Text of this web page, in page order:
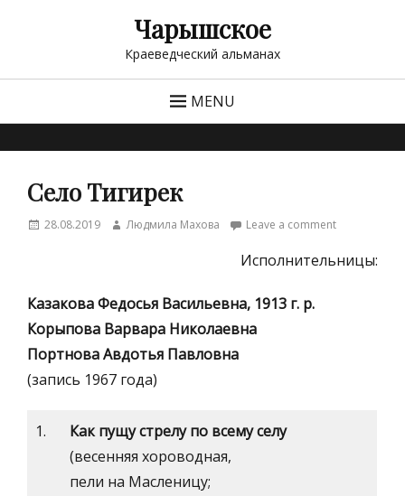
Чарышское
Краеведческий альманах
MENU
Село Тигирек
Posted28.08.2019 AuthorЛюдмила Махова Leave a comment
Исполнительницы:
Казакова Федосья Васильевна, 1913 г. р.
Корыпова Варвара Николаевна
Портнова Авдотья Павловна
(запись 1967 года)
1.
Как пущу стрелу по всему селу
(весенняя хороводная,
пели на Масленицу;